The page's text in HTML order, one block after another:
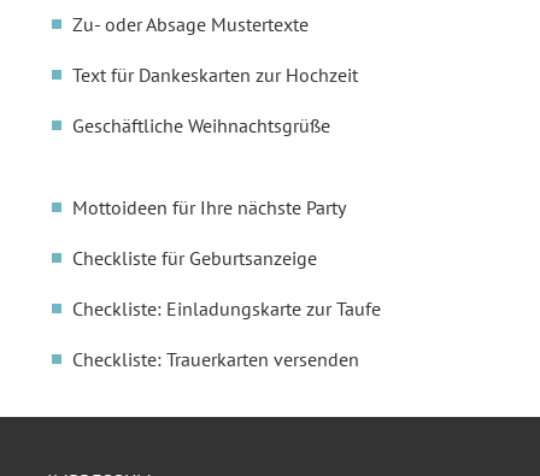
Zu- oder Absage Mustertexte
Text für Dankeskarten zur Hochzeit
Geschäftliche Weihnachtsgrüße
Mottoideen für Ihre nächste Party
Checkliste für Geburtsanzeige
Checkliste: Einladungskarte zur Taufe
Checkliste: Trauerkarten versenden